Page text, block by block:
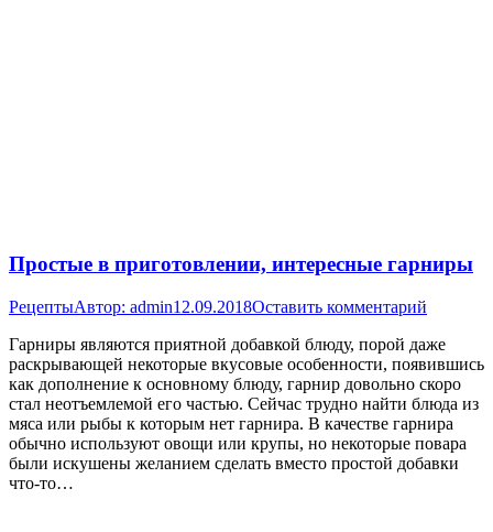
Простые в приготовлении, интересные гарниры
РецептыАвтор: admin12.09.2018Оставить комментарий
Гарниры являются приятной добавкой блюду, порой даже
раскрывающей некоторые вкусовые особенности, появившись
как дополнение к основному блюду, гарнир довольно скоро
стал неотъемлемой его частью. Сейчас трудно найти блюда из
мяса или рыбы к которым нет гарнира. В качестве гарнира
обычно используют овощи или крупы, но некоторые повара
были искушены желанием сделать вместо простой добавки
что-то…